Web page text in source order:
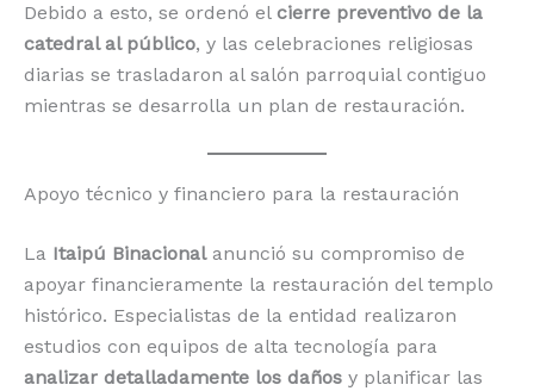
Debido a esto, se ordenó el cierre preventivo de la
catedral al público, y las celebraciones religiosas
diarias se trasladaron al salón parroquial contiguo
mientras se desarrolla un plan de restauración.
Apoyo técnico y financiero para la restauración
La Itaipú Binacionalanunció su compromiso de
apoyar financieramente la restauración del templo
histórico. Especialistas de la entidad realizaron
estudios con equipos de alta tecnología para
analizar detalladamente los daños y planificar las